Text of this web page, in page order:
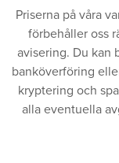
Priserna på våra
förbehåller oss
avisering. Du kan
banköverföring
kryptering och
alla eventuella